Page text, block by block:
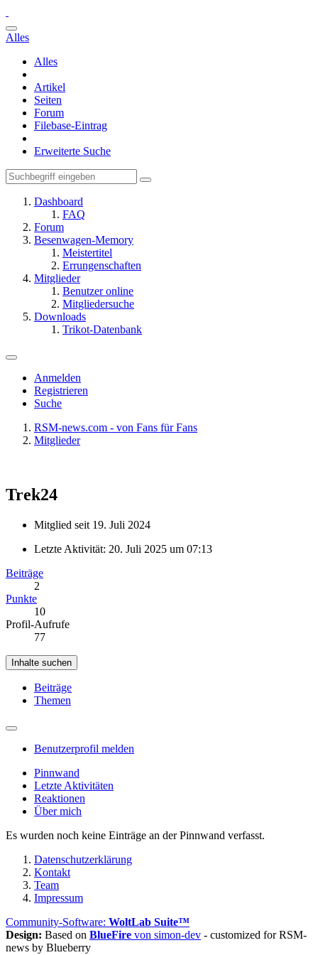
Alles
Alles
Artikel
Seiten
Forum
Filebase-Eintrag
Erweiterte Suche
Dashboard
FAQ
Forum
Besenwagen-Memory
Meistertitel
Errungenschaften
Mitglieder
Benutzer online
Mitgliedersuche
Downloads
Trikot-Datenbank
Anmelden
Registrieren
Suche
RSM-news.com - von Fans für Fans
Mitglieder
Trek24
Mitglied seit 19. Juli 2024
Letzte Aktivität: 20. Juli 2025 um 07:13
Beiträge
2
Punkte
10
Profil-Aufrufe
77
Inhalte suchen
Beiträge
Themen
Benutzerprofil melden
Pinnwand
Letzte Aktivitäten
Reaktionen
Über mich
Es wurden noch keine Einträge an der Pinnwand verfasst.
Datenschutzerklärung
Kontakt
Team
Impressum
Community-Software: WoltLab Suite™
Design: Based on BlueFire von simon-dev - customized for RSM-
news by Blueberry